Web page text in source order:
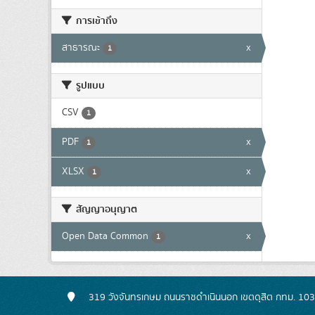
การเข้าถึง
สาธารณะ 1 x
รูปแบบ
CSV 1
PDF 1 x
XLSX 1 x
สัญญาอนุญาต
Open Data Common 1 x
319 วังจันทรเกษม ถนนราชดำเนินนอก เขตดุสิต กทม.